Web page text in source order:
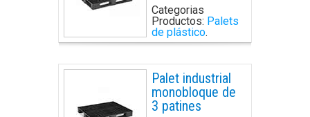
Categorias
Productos: Palets
de plástico.
Palet industrial
monobloque de
3 patines